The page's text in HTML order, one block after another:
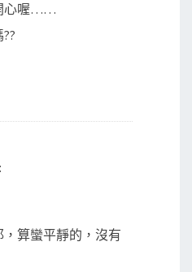
心喔……
算蠻平靜的，沒有